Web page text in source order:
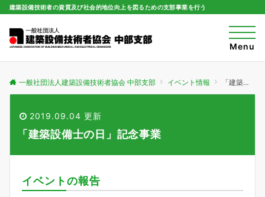
建築設備技術者の資質及び社会的地位向上を図るための支部事業を行う
t
o
g
n
o
Menu
一般社団法人建築設備技術者協会 中部支部 イベント情報 「建築設備士の日」記念事業
2019.09.04 更新
「建築設備士の日」記念事業
イベントの報告